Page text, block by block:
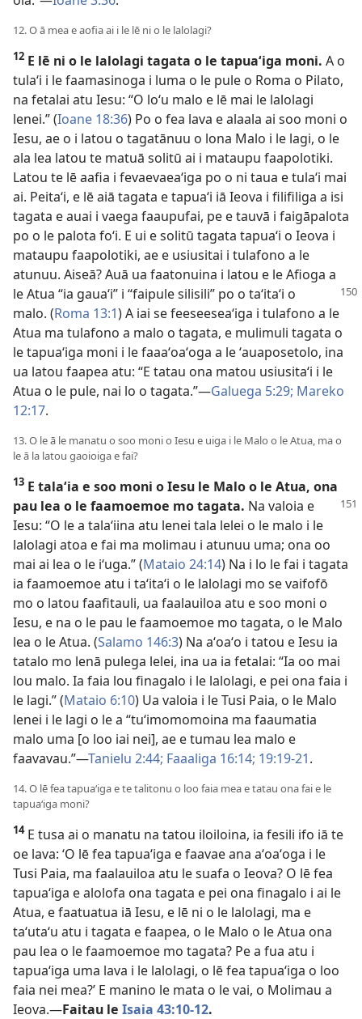
12. O ā mea e aofia ai i le lē ni o le lalolagi?
12 E lē ni o le lalolagi tagata o le tapuaʻiga moni. A o
tulaʻi i le faamasinoga i luma o le pule o Roma o Pilato,
na fetalai atu Iesu: “O loʻu malo e lē mai le lalolagi
lenei.” (Ioane 18:36) Po o fea lava e alaala ai soo moni o
Iesu, ae o i latou o tagatānuu o lona Malo i le lagi, o le
ala lea latou te matuā solitū ai i mataupu faapolotiki.
Latou te lē aafia i fevaevaeaʻiga po o ni taua e tulaʻi mai
ai. Peitaʻi, e lē aiā tagata e tapuaʻi iā Ieova i filifiliga a isi
tagata e auai i vaega faaupufai, pe e tauvā i faigāpalota
po o le palota foʻi. E ui e solitū tagata tapuaʻi o Ieova i
mataupu faapolotiki, ae e usiusitai i tulafono a le
atunuu. Aiseā? Auā ua faatonuina i latou e le Afioga a
le Atua “ia gauaʻi” i “faipule silisili” po o taʻitaʻi o
malo. (Roma 13:1) A iai se feeseeseaʻiga i tulafono a le
Atua ma tulafono a malo o tagata, e mulimuli tagata o
le tapuaʻiga moni i le faaaʻoaʻoga a le ʻauaposetolo, ina
ua latou faapea atu: “E tatau ona matou usiusitaʻi i le
Atua o le pule, nai lo o tagata.”—Galuega 5:29; Mareko
12:17.
13. O le ā le manatu o soo moni o Iesu e uiga i le Malo o le Atua, ma o
le ā la latou gaoioiga e fai?
13 E talaʻia e soo moni o Iesu le Malo o le Atua, ona
pau lea o le faamoemoe mo tagata. Na valoia e
Iesu: “O le a talaʻiina atu lenei tala lelei o le malo i le
lalolagi atoa e fai ma molimau i atunuu uma; ona oo
mai ai lea o le iʻuga.” (Mataio 24:14) Na i lo le fai i tagata
ia faamoemoe atu i taʻitaʻi o le lalolagi mo se vaifofō
mo o latou faafitauli, ua faalauiloa atu e soo moni o
Iesu, e na o le pau le faamoemoe mo tagata, o le Malo
lea o le Atua. (Salamo 146:3) Na aʻoaʻo i tatou e Iesu ia
tatalo mo lenā pulega lelei, ina ua ia fetalai: “Ia oo mai
lou malo. Ia faia lou finagalo i le lalolagi, e pei ona faia i
le lagi.” (Mataio 6:10) Ua valoia i le Tusi Paia, o le Malo
lenei i le lagi o le a “tuʻimomomoina ma faaumatia
malo uma [o loo iai nei], ae e tumau lea malo e
faavavau.”—Tanielu 2:44; Faaaliga 16:14; 19:19-21.
14. O lē fea tapuaʻiga e te talitonu o loo faia mea e tatau ona fai e le
tapuaʻiga moni?
14E tusa ai o manatu na tatou iloiloina, ia fesili ifo iā te
oe lava: ʻO lē fea tapuaʻiga e faavae ana aʻoaʻoga i le
Tusi Paia, ma faalauiloa atu le suafa o Ieova? O lē fea
tapuaʻiga e alolofa ona tagata e pei ona finagalo i ai le
Atua, e faatuatua iā Iesu, e lē ni o le lalolagi, ma e
taʻutaʻu atu i tagata e faapea, o le Malo o le Atua ona
pau lea o le faamoemoe mo tagata? Pe a fua atu i
tapuaʻiga uma lava i le lalolagi, o lē fea tapuaʻiga o loo
faia nei mea?’ E manino le mata o le vai, o Molimau a
Ieova.—Faitau le Isaia 43:10-12.